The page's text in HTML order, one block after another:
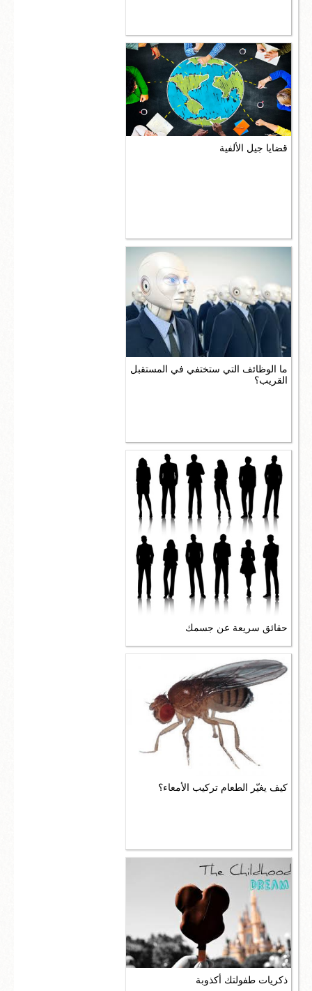
قضايا جيل الألفية
ما الوظائف التي ستختفي في المستقبل
القريب؟
حقائق سريعة عن جسمك
كيف يغيّر الطعام تركيب الأمعاء؟
ذكريات طفولتك أكذوبة